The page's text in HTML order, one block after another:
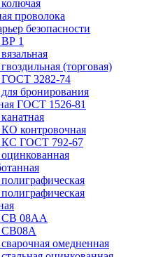
проволока
безопасности
1
(торговая)
ГОСТ 3282-74
бронирования
ГОСТ 1526-81
контровочная
КС ГОСТ 792-67
СВ 08АА
СВ08А
омедненная